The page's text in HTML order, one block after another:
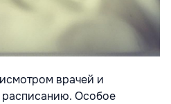
врачей и
расписанию. Особое